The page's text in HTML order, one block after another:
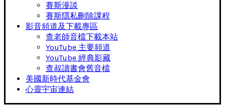
賽斯漫談
賽斯隱私刪除課程
影音頻道及下載專區
查老師音檔下載本站
YouTube 主要頻道
YouTube 經典影藏
查叔讀書會舊音檔
美國新時代基金會
心靈宇宙連結